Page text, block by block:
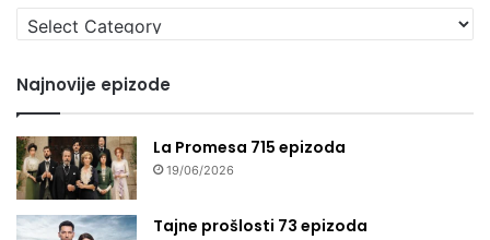
Izaberi
seriju
Najnovije epizode
La Promesa 715 epizoda
19/06/2026
Tajne prošlosti 73 epizoda